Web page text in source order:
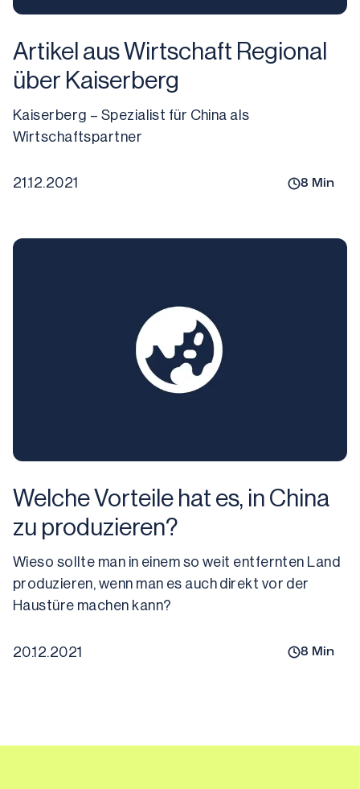
Artikel aus Wirtschaft Regional
über Kaiserberg
Kaiserberg – Spezialist für China als
Wirtschaftspartner
21.12.2021 8 Min
Welche Vorteile hat es, in China
zu produzieren?
Wieso sollte man in einem so weit entfernten Land
produzieren, wenn man es auch direkt vor der
Haustüre machen kann?
20.12.2021 8 Min